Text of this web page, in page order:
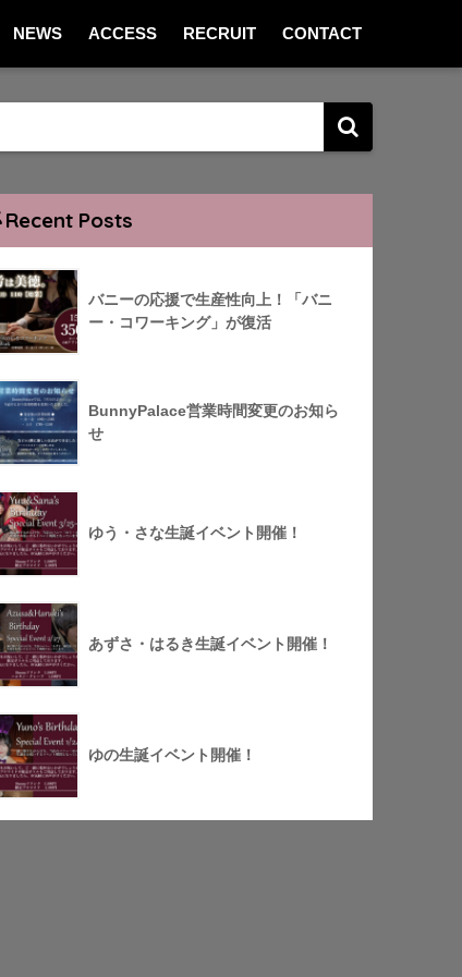
NEWS ACCESS RECRUIT CONTACT
Recent Posts
バニーの応援で生産性向上！「バニ
ー・コワーキング」が復活
BunnyPalace営業時間変更のお知ら
せ
ゆう・さな生誕イベント開催！
あずさ・はるき生誕イベント開催！
ゆの生誕イベント開催！